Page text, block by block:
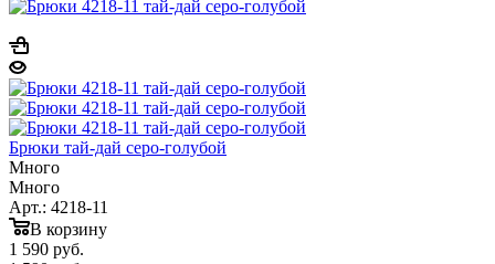
Брюки тай-дай серо-голубой
Много
Много
Арт.: 4218-11
В корзину
1 590 руб.